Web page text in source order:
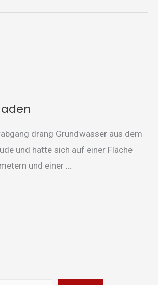
drang Grundwasser aus dem
und hatte sich auf einer Fläche
und einer ...